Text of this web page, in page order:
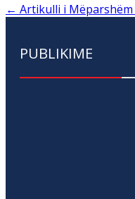
← Artikulli i Mëparshëm
PUBLIKIME